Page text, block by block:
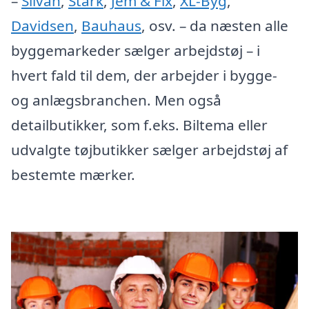
Davidsen, Bauhaus, osv. – da næsten alle
byggemarkeder sælger arbejdstøj – i
hvert fald til dem, der arbejder i bygge-
og anlægsbranchen. Men også
detailbutikker, som f.eks. Biltema eller
udvalgte tøjbutikker sælger arbejdstøj af
bestemte mærker.